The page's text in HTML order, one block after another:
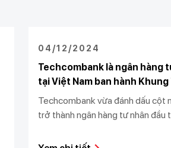
04/12/2024
Techcombank là ngân hàng
tại Việt Nam ban hành
Techcombank vừa đánh dấu cột
trở thành ngân hàng tư nhân đầu
Trái Phiếu Xanh do Hiệp hội Thị